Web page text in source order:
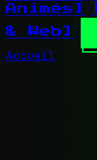
Animés]
& Web]
Accueil